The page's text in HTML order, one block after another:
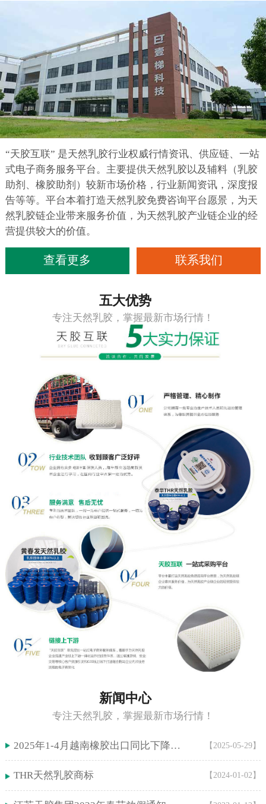
“天胶互联” 是天然乳胶行业权威行情资讯、供应链、一站
式电子商务服务平台。主要提供天然乳胶以及辅料（乳胶
助剂、橡胶助剂）较新市场价格，行业新闻资讯，深度报
告等等。平台本着打造天然乳胶免费咨询平台愿景，为天
然乳胶链企业带来服务价值，为天然乳胶产业链企业的经
营提供较大的价值。
查看更多 联系我们
五大优势
专注天然乳胶，掌握最新市场行情！
新闻中心
专注天然乳胶，掌握最新市场行情！
2025年1-4月越南橡胶出口同比下降5.9%！ 【2025-05-29】
THR天然乳胶商标 【2024-01-02】